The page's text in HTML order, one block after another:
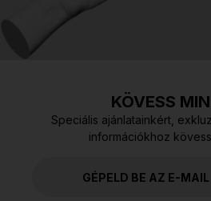
KÖVESS
Speciális ajánlatainkért,
információkhoz